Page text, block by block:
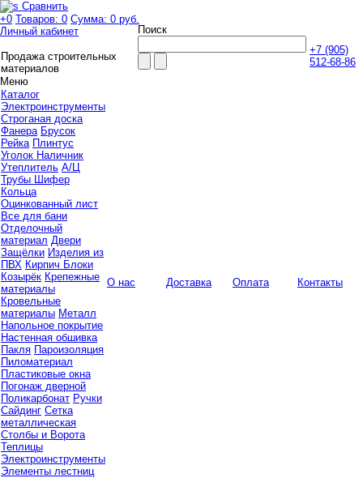
Сравнить
+0 Товаров: 0 Сумма: 0 руб.
Личный кабинет
Продажа строительных
материалов
Поиск
+7 (905)
512-68-86
Меню
Каталог
Электроинструменты
Строганая доска
Фанера Брусок
Рейка Плинтус
Уголок Наличник
Утеплитель А/Ц
Трубы Шифер
Кольца
Оцинкованный лист
Все для бани
Отделочный
материал Двери
Защёлки Изделия из
ПВХ Кирпич Блоки
Козырёк Крепежные
материалы
Кровельные
материалы Металл
Напольное покрытие
Настенная обшивка
Пакля Пароизоляция
Пиломатериал
Пластиковые окна
Погонаж дверной
Поликарбонат Ручки
Сайдинг Сетка
металлическая
Столбы и Ворота
Теплицы
Электроинструменты
Элементы лестниц
О нас Доставка Оплата Контакты